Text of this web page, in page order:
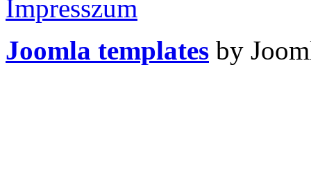
Impresszum
Joomla templates by